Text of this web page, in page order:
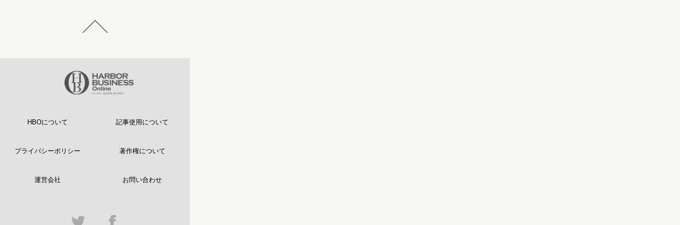
HBOについて 記事使用について
プライバシーポリシー 著作権について
運営会社 お問い合わせ